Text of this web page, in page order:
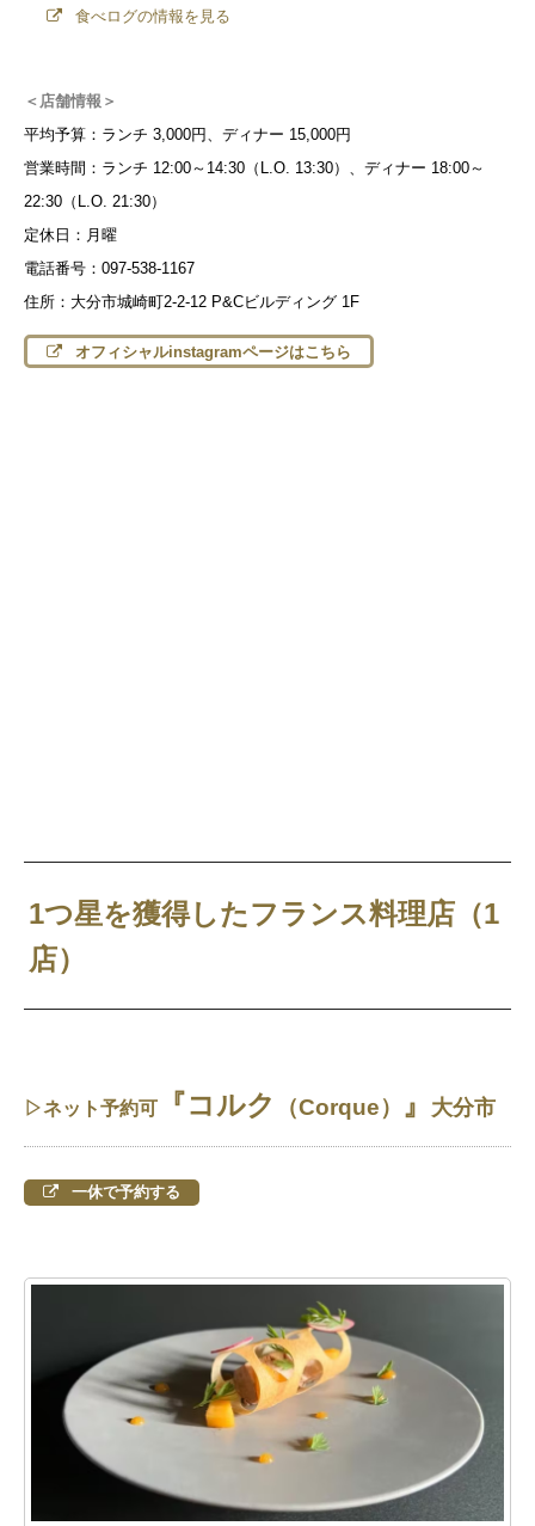
食べログの情報を見る
＜店舗情報＞
平均予算：ランチ 3,000円、ディナー 15,000円
営業時間：ランチ 12:00～14:30（L.O. 13:30）、ディナー 18:00～
22:30（L.O. 21:30）
定休日：月曜
電話番号：097-538-1167
住所：大分市城崎町2-2-12 P&Cビルディング 1F
オフィシャルinstagramページはこちら
1つ星を獲得したフランス料理店（1
店）
▷ネット予約可 『コルク （Corque） 』 大分市
一休で予約する